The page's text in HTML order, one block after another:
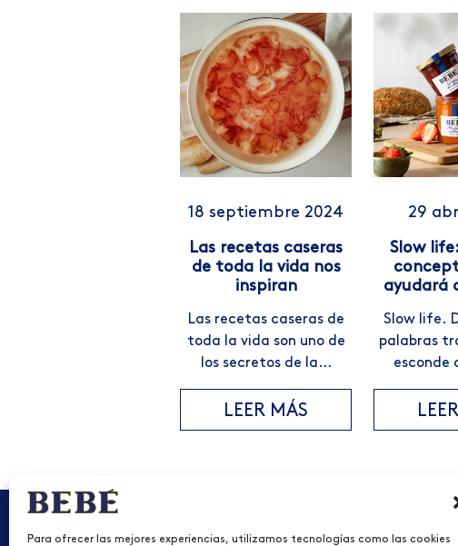
Para ofrecer las mejores experiencias, utilizamos tecnologías como las cookies
18 septiembre 2024
Las recetas caseras
de toda la vida nos
inspiran
Las recetas caseras de
toda la vida son uno de
los secretos de la…
LEER MÁS
29
Slow
ayudará
Slow life.
palabras
esconde